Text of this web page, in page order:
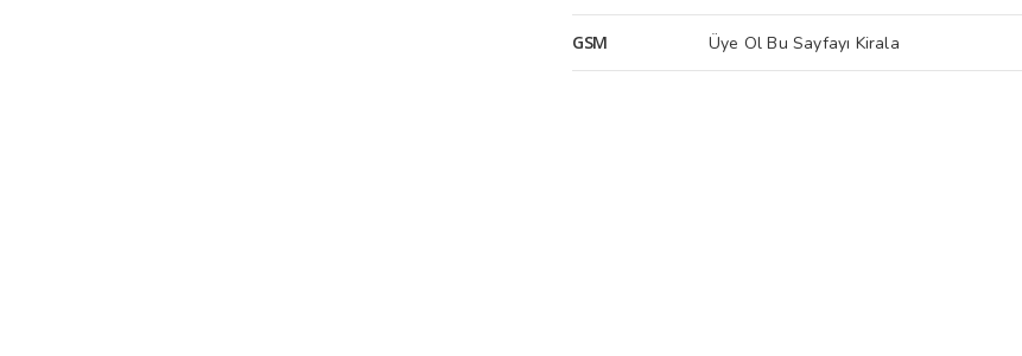
GSM Üye Ol Bu Sayfayı Kirala